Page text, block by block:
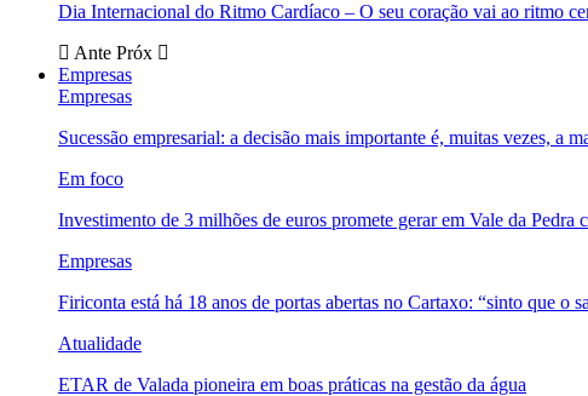
Dia Internacional do Ritmo Cardíaco – O seu coração vai ao ritmo
Ante Próx
Empresas
Empresas
Sucessão empresarial: a decisão mais importante é, muitas vezes, a
Em foco
Investimento de 3 milhões de euros promete gerar em Vale da Pedra
Empresas
Firiconta está há 18 anos de portas abertas no Cartaxo: “sinto que o
Atualidade
ETAR de Valada pioneira em boas práticas na gestão da água